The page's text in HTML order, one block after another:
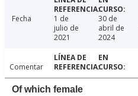
Fecha
1 de
julio de
2021
30 de
abril de
2024
Comentar
Of which female